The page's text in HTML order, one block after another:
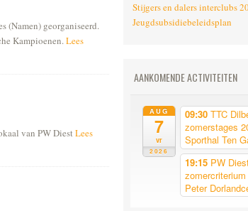
(Namen) georganiseerd.
Kampioenen.Lees
van PW DiestLees
Stijgers en dalers interclubs
Jeugdsubsidiebeleidsplan
AANKOMENDE ACTIVITEITEN
AUG
7
vr
2026
09:30 TTC
zomerstages
Sporthal Ten
19:15 PW
Peter